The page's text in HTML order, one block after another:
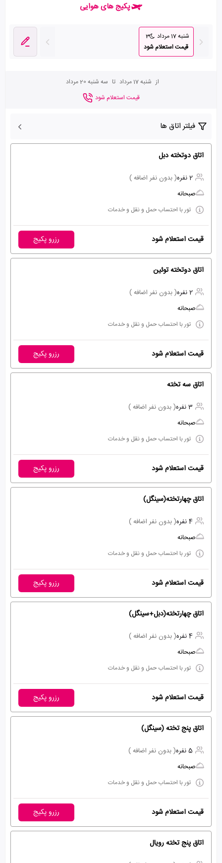
پکیج های هوایی
شنبه 17 مرداد
3
قیمت استعلام شود
از شنبه 17 مرداد تا سه شنبه 20 مرداد
قیمت استعلام شود
فیلتر اتاق ها
اتاق دوتخته دبل
2 نفره
( بدون نفر اضافه )
صبحانه
تور با احتساب حمل و نقل و خدمات
قیمت استعلام شود رزرو پکیج
اتاق دوتخته توئین
2 نفره
( بدون نفر اضافه )
صبحانه
تور با احتساب حمل و نقل و خدمات
قیمت استعلام شود رزرو پکیج
اتاق سه تخته
3 نفره
( بدون نفر اضافه )
صبحانه
تور با احتساب حمل و نقل و خدمات
قیمت استعلام شود رزرو پکیج
اتاق چهارتخته(سینگل)
4 نفره
( بدون نفر اضافه )
صبحانه
تور با احتساب حمل و نقل و خدمات
قیمت استعلام شود رزرو پکیج
اتاق چهارتخته(دبل+سینگل)
4 نفره
( بدون نفر اضافه )
صبحانه
تور با احتساب حمل و نقل و خدمات
قیمت استعلام شود رزرو پکیج
اتاق پنج تخته (سینگل)
5 نفره
( بدون نفر اضافه )
صبحانه
تور با احتساب حمل و نقل و خدمات
قیمت استعلام شود رزرو پکیج
اتاق پنج تخته رویال